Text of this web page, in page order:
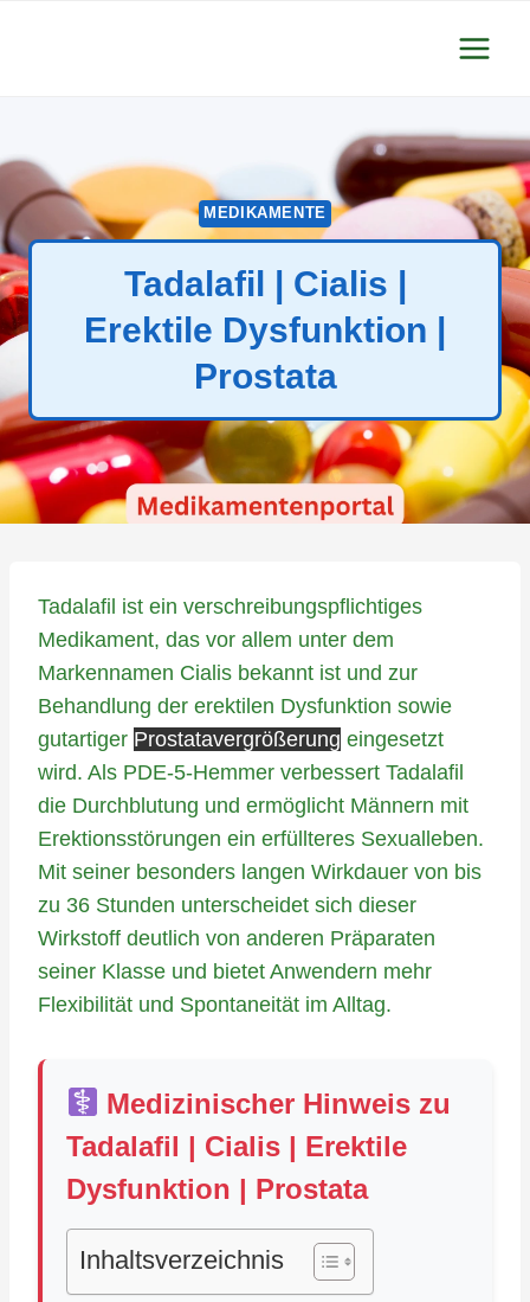
MEDIKAMENTE
Tadalafil | Cialis |
Erektile Dysfunktion |
Prostata
Tadalafil ist ein verschreibungspflichtiges
Medikament, das vor allem unter dem
Markennamen Cialis bekannt ist und zur
Behandlung der erektilen Dysfunktion sowie
gutartiger Prostatavergrößerung eingesetzt
wird. Als PDE-5-Hemmer verbessert Tadalafil
die Durchblutung und ermöglicht Männern mit
Erektionsstörungen ein erfüllteres Sexualleben.
Mit seiner besonders langen Wirkdauer von bis
zu 36 Stunden unterscheidet sich dieser
Wirkstoff deutlich von anderen Präparaten
seiner Klasse und bietet Anwendern mehr
Flexibilität und Spontaneität im Alltag.
Medizinischer Hinweis zu
Tadalafil | Cialis | Erektile
Dysfunktion | Prostata
Inhaltsverzeichnis